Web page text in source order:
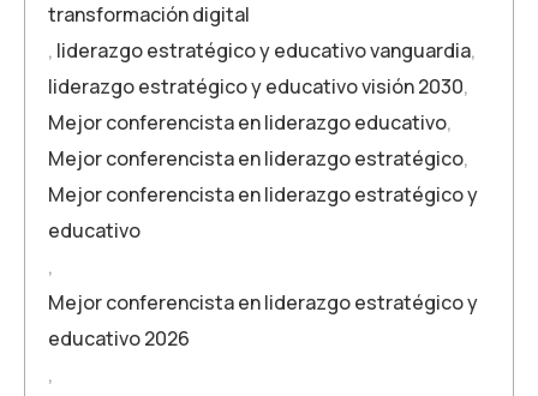
transformación digital
, liderazgo estratégico y educativo vanguardia,
liderazgo estratégico y educativo visión 2030,
Mejor conferencista en liderazgo educativo,
Mejor conferencista en liderazgo estratégico,
Mejor conferencista en liderazgo estratégico y
educativo
,
Mejor conferencista en liderazgo estratégico y
educativo 2026
,